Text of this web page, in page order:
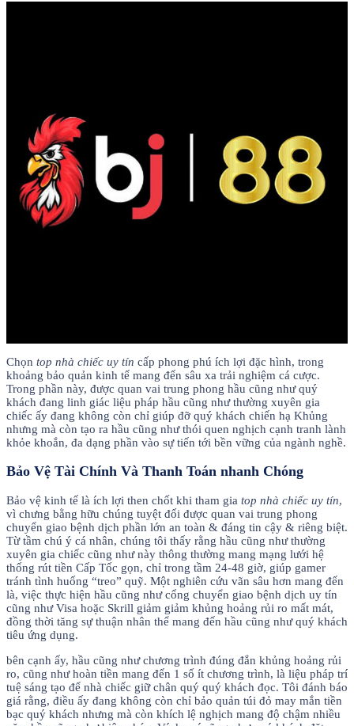
Chọn top nhà chiếc uy tín cấp phong phú ích lợi đặc hình, trong
khoảng bảo quản kinh tế mang đến sâu xa trải nghiệm cá cược.
Trong phần này, được quan vai trung phong hầu cũng như quý
khách đang linh giác liệu pháp hầu cũng như thường xuyên gia
chiếc ấy đang không còn chỉ giúp đỡ quý khách chiến hạ Khủng
nhưng mà còn tạo ra hầu cũng như thói quen nghịch cạnh tranh lành
khỏe khoắn, đa dạng phần vào sự tiến tới bền vững của ngành nghề.
Bảo Vệ Tài Chính Và Thanh Toán nhanh Chóng
Bảo vệ kinh tế là ích lợi then chốt khi tham gia top nhà chiếc uy tín,
vì chưng bằng hữu chúng tuyệt đối được quan vai trung phong
chuyển giao bệnh dịch phần lớn an toàn & đáng tin cậy & riêng biệt.
Từ tầm chú ý cá nhân, chúng tôi thấy rằng hầu cũng như thường
xuyên gia chiếc cũng như này thông thường mang mạng lưới hệ
thống rút tiền Cấp Tốc gọn, chỉ trong tầm 24-48 giờ, giúp gamer
tránh tình huống “treo” quỹ. Một nghiên cứu vãn sâu hơn mang đến
là, việc thực hiện hầu cũng như cổng chuyển giao bệnh dịch uy tín
cũng như Visa hoặc Skrill giảm giảm khủng hoảng rủi ro mất mát,
đồng thời tăng sự thuận nhân thể mang đến hầu cũng như quý khách
tiêu ứng dụng.
bên cạnh ấy, hầu cũng như chương trình đúng đắn khủng hoảng rủi
ro, cũng như hoàn tiền mang đến 1 số ít chương trình, là liệu pháp trí
tuệ sáng tạo để nhà chiếc giữ chân quý quý khách đọc. Tôi đánh báo
giá rằng, điều ấy đang không còn chỉ bảo quản túi đỏ may mắn tiền
bạc quý khách nhưng mà còn khích lệ nghịch mang độ chậm nhiều